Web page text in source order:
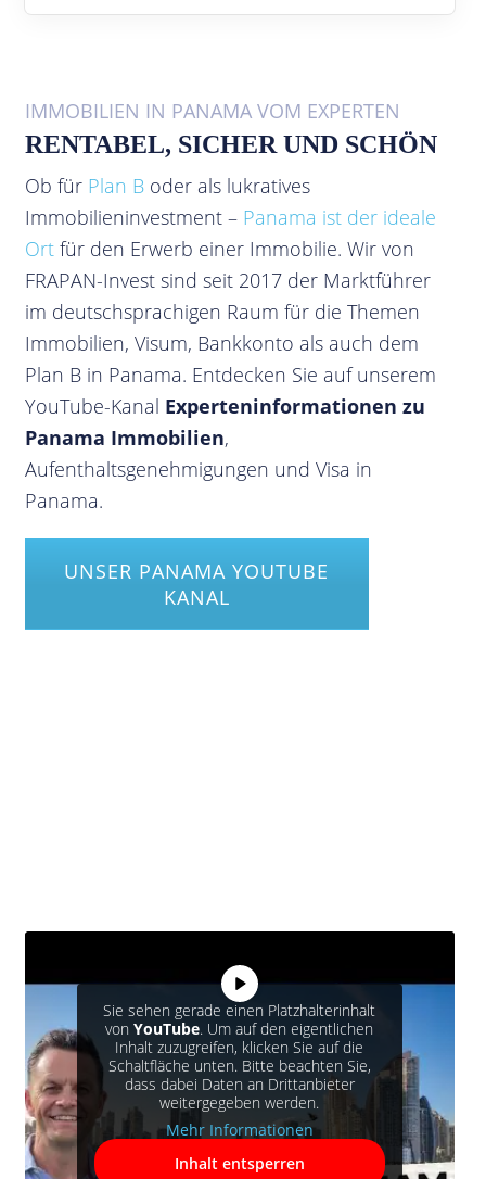
IMMOBILIEN IN PANAMA VOM EXPERTEN
RENTABEL, SICHER UND SCHÖN
Ob für Plan B oder als lukratives
Immobilieninvestment – Panama ist der ideale
Ort für den Erwerb einer Immobilie. Wir von
FRAPAN-Invest sind seit 2017 der Marktführer
im deutschsprachigen Raum für die Themen
Immobilien, Visum, Bankkonto als auch dem
Plan B in Panama. Entdecken Sie auf unserem
YouTube-Kanal Experteninformationen zu
Panama Immobilien,
Aufenthaltsgenehmigungen und Visa in
Panama.
UNSER PANAMA YOUTUBE
KANAL
Sie sehen gerade einen Platzhalterinhalt
vonYouTube. Um auf den eigentlichen
Inhalt zuzugreifen, klicken Sie auf die
Schaltfläche unten. Bitte beachten Sie,
dass dabei Daten an Drittanbieter
weitergegeben werden.
Mehr Informationen
Inhalt entsperren